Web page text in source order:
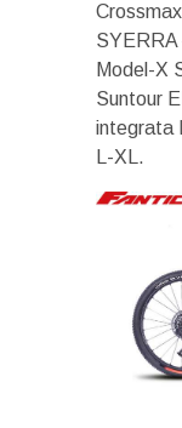
SYERRA
Model-X
Suntour
integrata
L-XL.